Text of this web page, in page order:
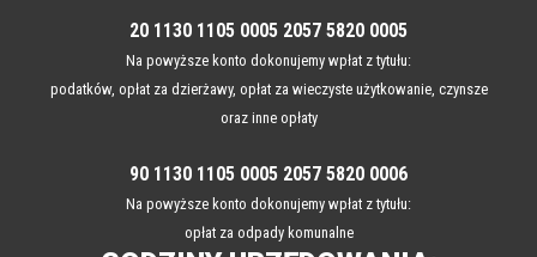
20 1130 1105 0005 2057 5820 0005
Na powyższe konto dokonujemy wpłat z tytułu:
podatków, opłat za dzierżawy, opłat za wieczyste użytkowanie, czynsze
oraz inne opłaty
90 1130 1105 0005 2057 5820 0006
Na powyższe konto dokonujemy wpłat z tytułu:
opłat za odpady komunalne